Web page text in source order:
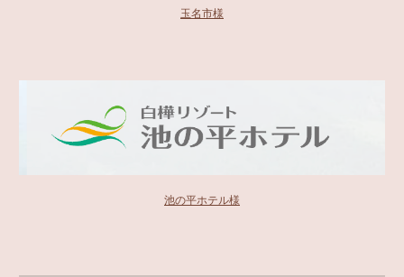
玉名市様
池の平ホテル様